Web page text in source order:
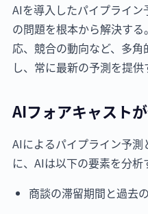
AIを導入したパイプライ
の問題を根本から解決す
応、競合の動向など、多
し、常に最新の予測を提供
AIフォアキャスト
AIによるパイプライン予
に、AIは以下の要素を分析
商談の滞留期間と過去